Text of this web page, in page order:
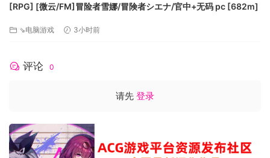
[RPG] [微云/FM]冒险者雪娜/冒険者シエナ/官中+无码 pc [682m]
⇘电脑游戏 3小时前
评论 0
请先 登录